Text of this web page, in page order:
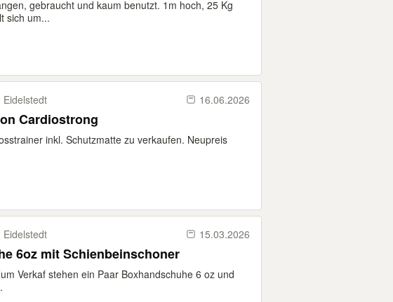
gebraucht und kaum benutzt. 1m hoch, 25 Kg
sich um...
16.06.2026
Cardiostrong
inkl. Schutzmatte zu verkaufen. Neupreis
15.03.2026
6oz mit Schienbeinschoner
Verkaf stehen ein Paar Boxhandschuhe 6 oz und